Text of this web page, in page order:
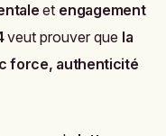
et engagement
veut prouver que la
force, authenticité